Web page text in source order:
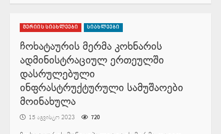
მერიის სიახლეები სიახლეები
ჩოხატაურის მერმა კოხნარის
ადმინისტრაციულ ერთეულში
დასრულებული
ინფრასტრუქტურული სამუშაოები
მოინახულა
15 აგვისტო 2023 720